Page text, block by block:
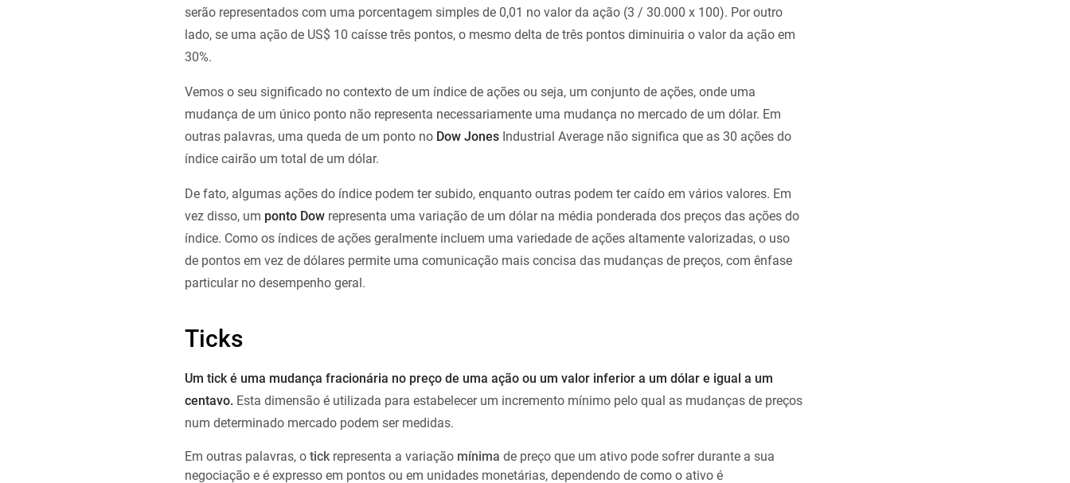
serão representados com uma porcentagem simples de 0,01 no valor da ação (3 / 30.000 x 100). Por outro
lado, se uma ação de US$ 10 caísse três pontos, o mesmo delta de três pontos diminuiria o valor da ação em
30%.
Vemos o seu significado no contexto de um índice de ações ou seja, um conjunto de ações, onde uma
mudança de um único ponto não representa necessariamente uma mudança no mercado de um dólar. Em
outras palavras, uma queda de um ponto no Dow Jones Industrial Average não significa que as 30 ações do
índice cairão um total de um dólar.
De fato, algumas ações do índice podem ter subido, enquanto outras podem ter caído em vários valores. Em
vez disso, um ponto Dow representa uma variação de um dólar na média ponderada dos preços das ações do
índice. Como os índices de ações geralmente incluem uma variedade de ações altamente valorizadas, o uso
de pontos em vez de dólares permite uma comunicação mais concisa das mudanças de preços, com ênfase
particular no desempenho geral.
Ticks
Um tick é uma mudança fracionária no preço de uma ação ou um valor inferior a um dólar e igual a um
centavo. Esta dimensão é utilizada para estabelecer um incremento mínimo pelo qual as mudanças de preços
num determinado mercado podem ser medidas.
Em outras palavras, o tick representa a variação mínima de preço que um ativo pode sofrer durante a sua
negociação e é expresso em pontos ou em unidades monetárias, dependendo de como o ativo é